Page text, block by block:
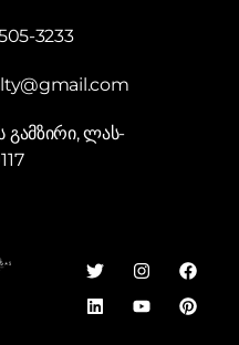
3233
გამზირი, ლას-